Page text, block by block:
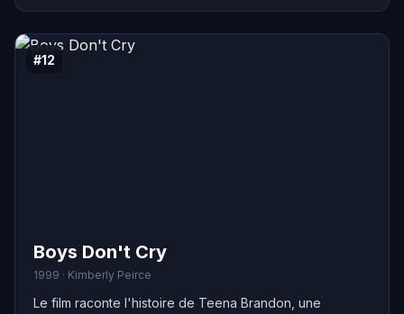
#12
Boys Don't Cry
1999 · Kimberly Peirce
Le film raconte l'histoire de Teena Brandon, une